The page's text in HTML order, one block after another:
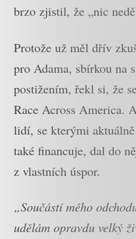
brzo zjistil, že „nic
Protože už měl dřív
pro Adama, sbírkou na
postižením, řekl si, že
Race Across America.
lidí, se kterými
také financuje, dal do
z vlastních úspor.
„Součástí mého
udělám opravdu velký